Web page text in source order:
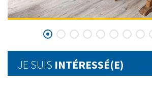
JE SUIS INTÉRESSÉ(E)